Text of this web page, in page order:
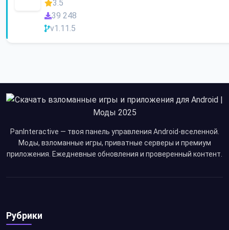
3.5
39 248
v1.11.5
PanInteractive — твоя панель управления Android-вселенной.
Моды, взломанные игры, приватные серверы и премиум
приложения. Ежедневные обновления и проверенный контент.
Рубрики